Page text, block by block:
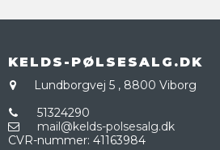
KELDS-PØLSESALG.DK
Lundborgvej 5 , 8800 Viborg
51324290
mail@kelds-polsesalg.dk
CVR-nummer: 41163984